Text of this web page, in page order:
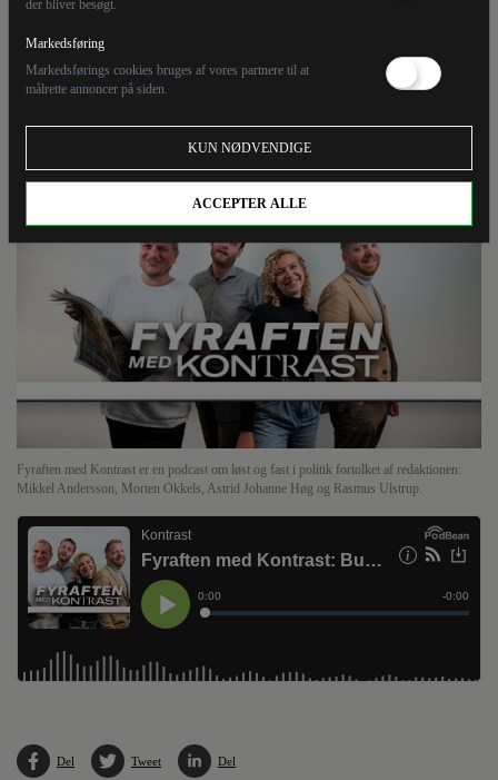
der bliver besøgt.
Markedsføring
Markedsførings cookies bruges af vores partnere til at
målrette annoncer på siden.
KUN NØDVENDIGE
ACCEPTER ALLE
andre lidelser
Astrid og Mikkel diverterer med anekdoter om sygdom
regeringen samt priser CEPOS' Mads Lundby Hansen.
Fyraften med Kontrast er en podcast om løst og fast i politik fortolket af redaktionen:
Mikkel Andersson, Morten Okkels, Astrid Johanne Høg og Rasmus Ulstrup.
Del Tweet Del